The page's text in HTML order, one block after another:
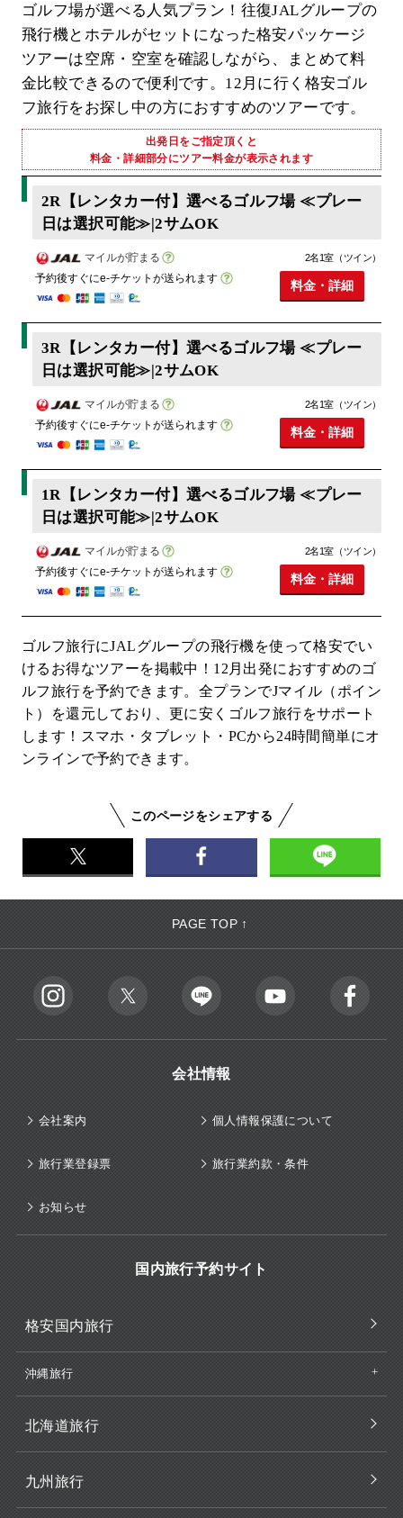
ゴルフ場が選べる人気プラン！往復JALグループの
飛行機とホテルがセットになった格安パッケージ
ツアーは空席・空室を確認しながら、まとめて料
金比較できるので便利です。12月に行く格安ゴル
フ旅行をお探し中の方におすすめのツアーです。
出発日をご指定頂くと
料金・詳細部分にツアー料金が表示されます
2R【レンタカー付】選べるゴルフ場 ≪プレー
日は選択可能≫|2サムOK
マイルが貯まる
予約後すぐにe-チケットが送られます
2名1室（ツイン）
料金・詳細
3R【レンタカー付】選べるゴルフ場 ≪プレー
日は選択可能≫|2サムOK
マイルが貯まる
予約後すぐにe-チケットが送られます
2名1室（ツイン）
料金・詳細
1R【レンタカー付】選べるゴルフ場 ≪プレー
日は選択可能≫|2サムOK
マイルが貯まる
予約後すぐにe-チケットが送られます
2名1室（ツイン）
料金・詳細
ゴルフ旅行にJALグループの飛行機を使って格安でい
けるお得なツアーを掲載中！12月出発におすすめのゴ
ルフ旅行を予約できます。全プランでJマイル（ポイン
ト）を還元しており、更に安くゴルフ旅行をサポート
します！スマホ・タブレット・PCから24時間簡単にオ
ンラインで予約できます。
このページをシェアする
PAGE TOP ↑
会社情報
会社案内 個人情報保護について
旅行業登録票 旅行業約款・条件
お知らせ
国内旅行予約サイト
格安国内旅行
沖縄旅行
北海道旅行
九州旅行